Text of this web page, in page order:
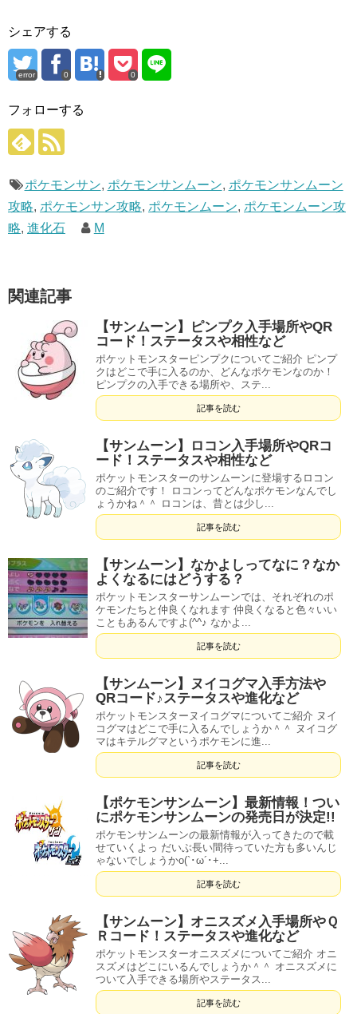
シェアする
error 0 0
フォローする
ポケモンサン, ポケモンサンムーン, ポケモンサンムーン
攻略, ポケモンサン攻略, ポケモンムーン, ポケモンムーン攻
略, 進化石 M
関連記事
【サンムーン】ピンプク入手場所やQR
コード！ステータスや相性など
ポケットモンスターピンプクについてご紹介 ピンプ
クはどこで手に入るのか、どんなポケモンなのか！
ピンプクの入手できる場所や、ステ...
記事を読む
【サンムーン】ロコン入手場所やQRコ
ード！ステータスや相性など
ポケットモンスターのサンムーンに登場するロコン
のご紹介です！ ロコンってどんなポケモンなんでし
ょうかね＾＾ ロコンは、昔とは少し...
記事を読む
【サンムーン】なかよしってなに？なか
よくなるにはどうする？
ポケットモンスターサンムーンでは、それぞれのポ
ケモンたちと仲良くなれます 仲良くなると色々いい
こともあるんですよ(^^♪ なかよ...
記事を読む
【サンムーン】ヌイコグマ入手方法や
QRコード♪ステータスや進化など
ポケットモンスターヌイコグマについてご紹介 ヌイ
コグマはどこで手に入るんでしょうか＾＾ ヌイコグ
マはキテルグマというポケモンに進...
記事を読む
【ポケモンサンムーン】最新情報！つい
にポケモンサンムーンの発売日が決定!!
ポケモンサンムーンの最新情報が入ってきたので載
せていくよっ だいぶ長い間待っていた方も多いんじ
ゃないでしょうかo(`･ω´･+...
記事を読む
【サンムーン】オニスズメ入手場所やＱ
Ｒコード！ステータスや進化など
ポケットモンスターオニスズメについてご紹介 オニ
スズメはどこにいるんでしょうか＾＾ オニスズメに
ついて入手できる場所やステータス...
記事を読む